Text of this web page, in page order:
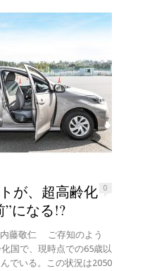
0
が、超高齢化
”になる!?
藤敬仁 ご存知のよう
国で、現時点での65歳以
でいる。この状況は2050